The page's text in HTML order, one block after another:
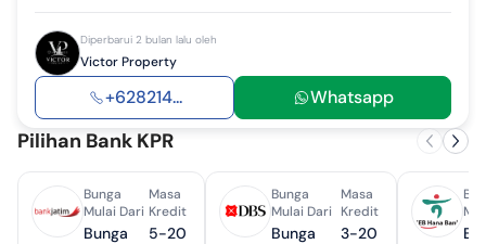
Diperbarui 2 bulan lalu oleh
Victor Property
+628214... Whatsapp
Pilihan Bank KPR
Bunga
Mulai Dari
Bunga
Masa
Kredit
5-20
Bunga
Mulai Dari
Bunga
Masa
Kredit
3-20